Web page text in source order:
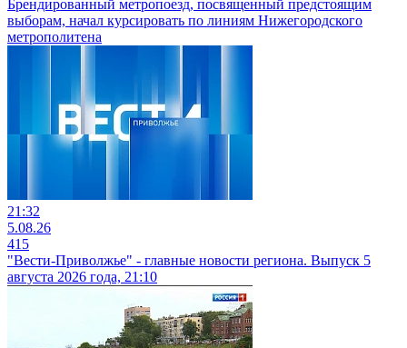
Брендированный метропоезд, посвященный предстоящим
выборам, начал курсировать по линиям Нижегородского
метрополитена
21:32
5.08.26
415
"Вести-Приволжье" - главные новости региона. Выпуск 5
августа 2026 года, 21:10